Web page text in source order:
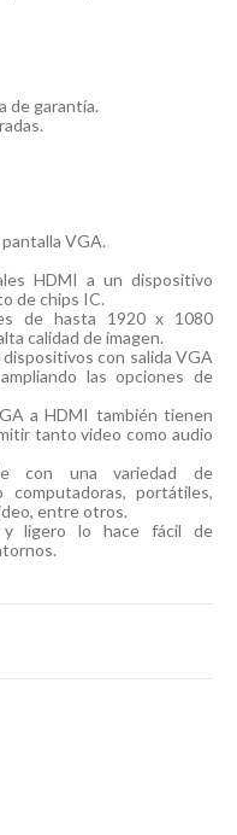
de garantía.
VGA.
HDMI a un dispositivo
de chips IC.
de hasta 1920 x 1080
calidad de imagen.
con salida VGA
las opciones de
a HDMI también tienen
tanto video como audio
con una variedad de
portátiles,
entre otros.
y ligero lo hace fácil de